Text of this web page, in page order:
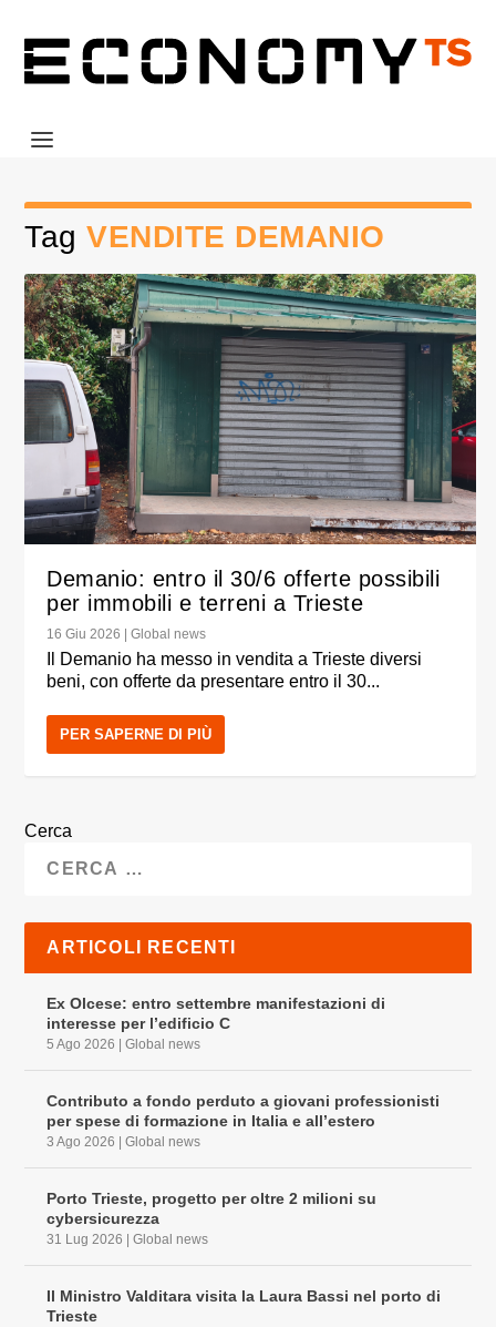
TagVENDITE DEMANIO
Demanio: entro il 30/6 offerte possibili
per immobili e terreni a Trieste
16 Giu 2026 |Global news
Il Demanio ha messo in vendita a Trieste diversi
beni, con offerte da presentare entro il 30...
PER SAPERNE DI PIÙ
Cerca
ARTICOLI RECENTI
Ex Olcese: entro settembre manifestazioni di
interesse per l’edificio C
5 Ago 2026 |Global news
Contributo a fondo perduto a giovani professionisti
per spese di formazione in Italia e all’estero
3 Ago 2026 |Global news
Porto Trieste, progetto per oltre 2 milioni su
cybersicurezza
31 Lug 2026 |Global news
Il Ministro Valditara visita la Laura Bassi nel porto di
Trieste